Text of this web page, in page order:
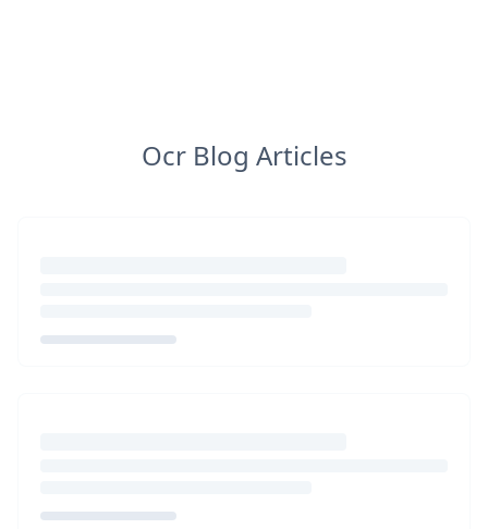
Ocr Blog Articles